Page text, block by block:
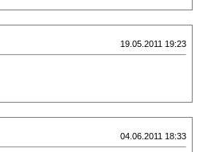
19.05.2011 19:23
04.06.2011 18:33